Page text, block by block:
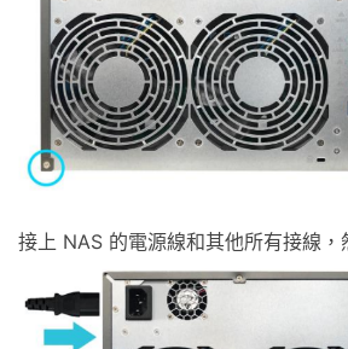
接上 NAS 的電源線和其他所有接線，